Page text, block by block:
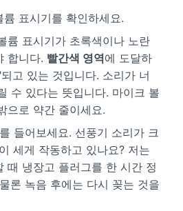
표시기를 확인하세요.
륨 표시기가 초록색이나 노란
합니다. 빨간색 영역에 도달하
고 있는 것입니다. 소리가 너
수 있다는 뜻입니다. 마이크 볼
으로 약간 줄이세요.
들어보세요. 선풍기 소리가 크
세게 작동하고 있나요? 저는
때 냉장고 플러그를 한 시간 정
론 녹음 후에는 다시 꽂는 것을